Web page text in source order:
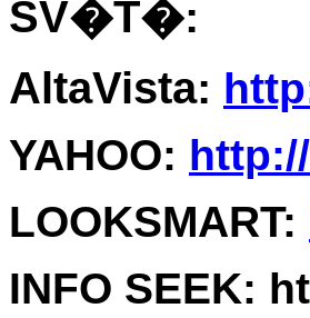
SV�T�:
AltaVista:
YAHOO:
LOOKSMART:
INFO SEEK: